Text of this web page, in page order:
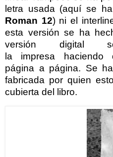
letra usada (aquí se
Roman 12) ni el
esta versión se ha
versión digital
la impresa haciendo
página a página. Se
fabricada por quien
cubierta del libro.